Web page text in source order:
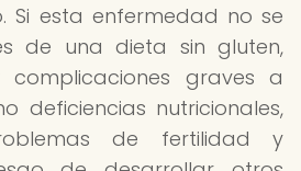
Si esta enfermedad no se
de una dieta sin gluten,
graves a
deficiencias nutricionales,
de fertilidad y